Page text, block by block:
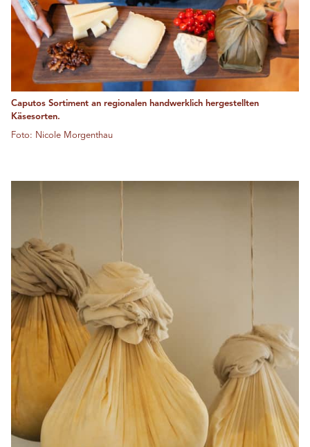
Caputos Sortiment an regionalen handwerklich hergestellten
Käsesorten.
Foto: Nicole Morgenthau